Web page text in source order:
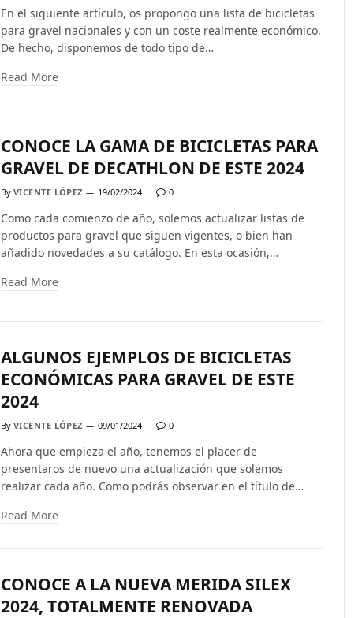
En el siguiente artículo, os propongo una lista de bicicletas
para gravel nacionales y con un coste realmente económico.
De hecho, disponemos de todo tipo de…
Read More
CONOCE LA GAMA DE BICICLETAS PARA
GRAVEL DE DECATHLON DE ESTE 2024
By VICENTE LÓPEZ 19/02/2024 0
Como cada comienzo de año, solemos actualizar listas de
productos para gravel que siguen vigentes, o bien han
añadido novedades a su catálogo. En esta ocasión,…
Read More
ALGUNOS EJEMPLOS DE BICICLETAS
ECONÓMICAS PARA GRAVEL DE ESTE
2024
By VICENTE LÓPEZ 09/01/2024 0
Ahora que empieza el año, tenemos el placer de
presentaros de nuevo una actualización que solemos
realizar cada año. Como podrás observar en el título de…
Read More
CONOCE A LA NUEVA MERIDA SILEX
2024, TOTALMENTE RENOVADA